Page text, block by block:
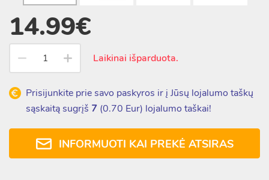
14.99€
Laikinai išparduota.
Prisijunkite prie savo paskyros ir į Jūsų lojalumo taškų
sąskaitą sugrįš 7 (0.70 Eur) lojalumo taškai!
INFORMUOTI KAI PREKĖ ATSIRAS